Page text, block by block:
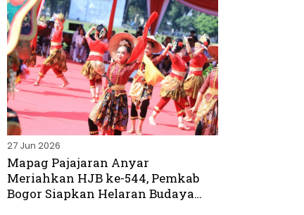
27 Jun 2026
Mapag Pajajaran Anyar
Meriahkan HJB ke-544, Pemkab
Bogor Siapkan Helaran Budaya